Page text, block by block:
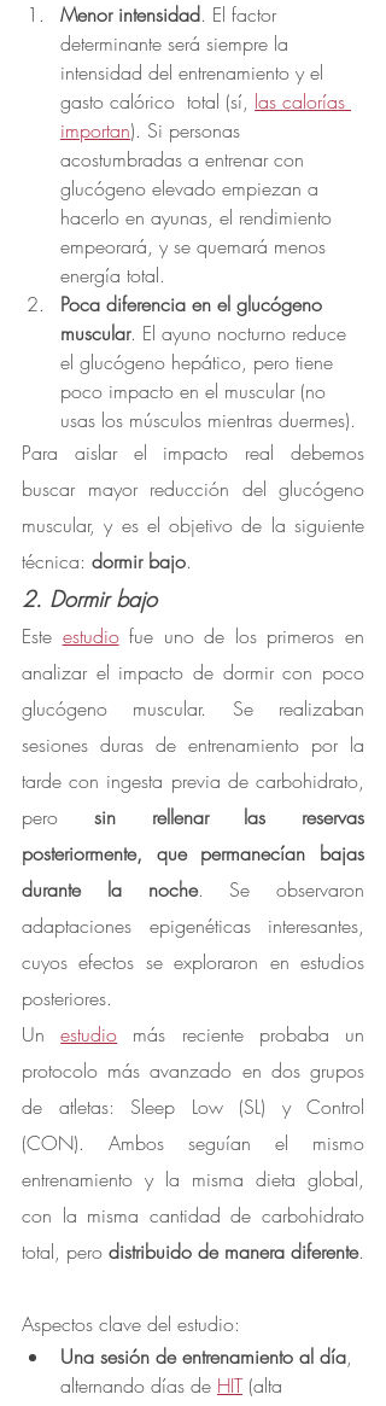
Menor intensidad. El factor
determinante será siempre la
intensidad del entrenamiento y el
gasto calórico  total (sí, las calorías
importan). Si personas
acostumbradas a entrenar con
glucógeno elevado empiezan a
hacerlo en ayunas, el rendimiento
empeorará, y se quemará menos
energía total.
Poca diferencia en el glucógeno
muscular. El ayuno nocturno reduce
el glucógeno hepático, pero tiene
poco impacto en el muscular (no
usas los músculos mientras duermes).
Para aislar el impacto real debemos
buscar mayor reducción del glucógeno
muscular, y es el objetivo de la siguiente
técnica: dormir bajo.
2. Dormir bajo
Este estudio fue uno de los primeros en
analizar el impacto de dormir con poco
glucógeno muscular. Se realizaban
sesiones duras de entrenamiento por la
tarde con ingesta previa de carbohidrato,
pero sin rellenar las reservas
posteriormente, que permanecían bajas
durante la noche. Se observaron
adaptaciones epigenéticas interesantes,
cuyos efectos se exploraron en estudios
posteriores.
Un estudio más reciente probaba un
protocolo más avanzado en dos grupos
de atletas: Sleep Low (SL) y Control
(CON). Ambos seguían el mismo
entrenamiento y la misma dieta global,
con la misma cantidad de carbohidrato
total, pero distribuido de manera diferente.
Aspectos clave del estudio:
Una sesión de entrenamiento al día,
alternando días de HIT (alta